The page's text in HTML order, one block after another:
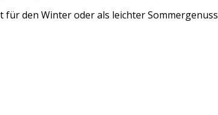
den Winter oder als leichter